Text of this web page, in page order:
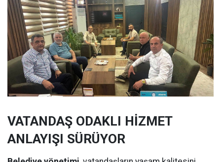
VATANDAŞ ODAKLI HİZMET
ANLAYIŞI SÜRÜYOR